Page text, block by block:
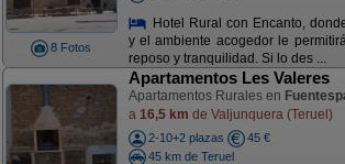
8 Fotos
Hotel Rural con Encanto,
y el ambiente acogedor le
reposo y tranquilidad. Si lo des ...
Apartamentos Les Valeres
Apartamentos Rurales en
a 16,5 km de Valjunquera (Teruel)
2-10+2 plazas
45 €
45 km de Teruel